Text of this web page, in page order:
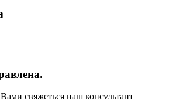
свяжеться наш консультант